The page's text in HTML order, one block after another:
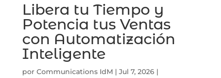
Libera tu Tiempo y
Potencia tus Ventas
con Automatización
Inteligente
por Communications IdM | Jul 7, 2026|